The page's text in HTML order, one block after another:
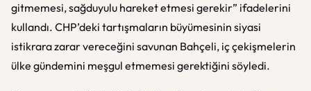
gitmemesi, sağduyulu hareket etmesi gerekir” ifadelerini
kullandı. CHP’deki tartışmaların büyümesinin siyasi
istikrara zarar vereceğini savunan Bahçeli, iç çekişmelerin
ülke gündemini meşgul etmemesi gerektiğini söyledi.